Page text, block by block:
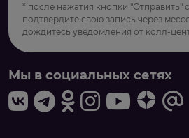
* после нажатия кнопки "Отправить"
подтвердите свою запись через
дождитесь уведомления от колл-
Мы в социальных сетях